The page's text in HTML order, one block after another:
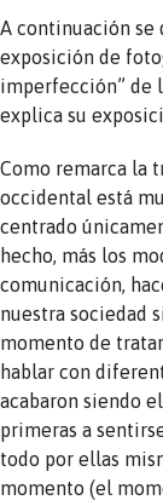
A continuación se
exposición de
imperfección” de
explica su
Como remarca la
occidental está
centrado
hecho, más los
comunicación,
nuestra sociedad
momento de
hablar con
acabaron siendo
primeras a
todo por ellas
momento (el